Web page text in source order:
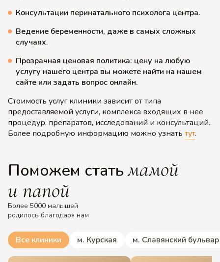
Консультации перинатального психолога центра.
Ведение беременности, даже в самых сложных
случаях.
Прозрачная ценовая политика: цену на любую
услугу нашего центра вы можете найти на нашем
сайте или задать вопрос онлайн.
Стоимость услуг клиники зависит от типа
предоставляемой услуги, комплекса входящих в нее
процедур, препаратов, исследований и консультаций.
Более подробную информацию можно узнать тут.
Поможем статьмамой
и папой
Более 5000 малышей
родилось благодаря нам
Все клиники м. Курская м. Славянский бульвар